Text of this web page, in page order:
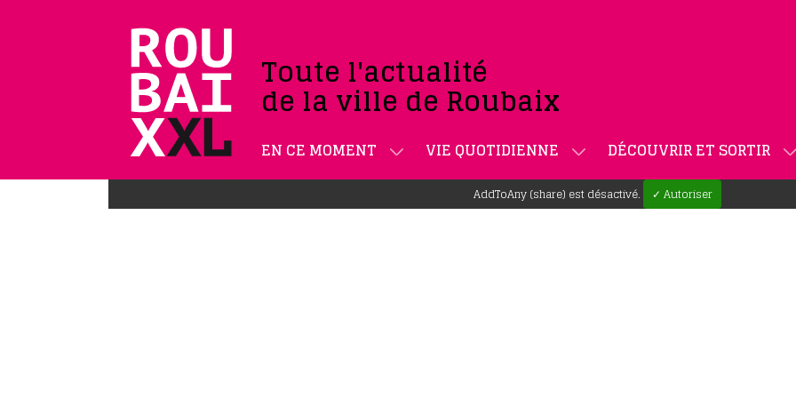
Toute l'actualité
de la ville de Roubaix
EN CE MOMENT VIE QUOTIDIENNE DÉCOUVRIR ET SORTIR
AddToAny (share) est désactivé. ✓ Autoriser